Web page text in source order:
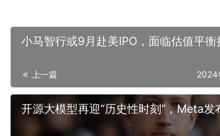
小马智行或9月赴美IPO，面临估值平衡
上一篇 2024
开源大模型再迎“历史性时刻”，Meta发